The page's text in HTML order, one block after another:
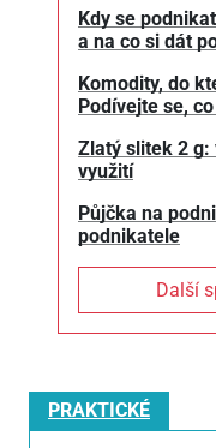
Kdy se
a na co si dát
Komodity, do
Podívejte se,
Zlatý slitek 2 g:
využití
Půjčka na
podnikatele
Další
PRAKTICKÉ